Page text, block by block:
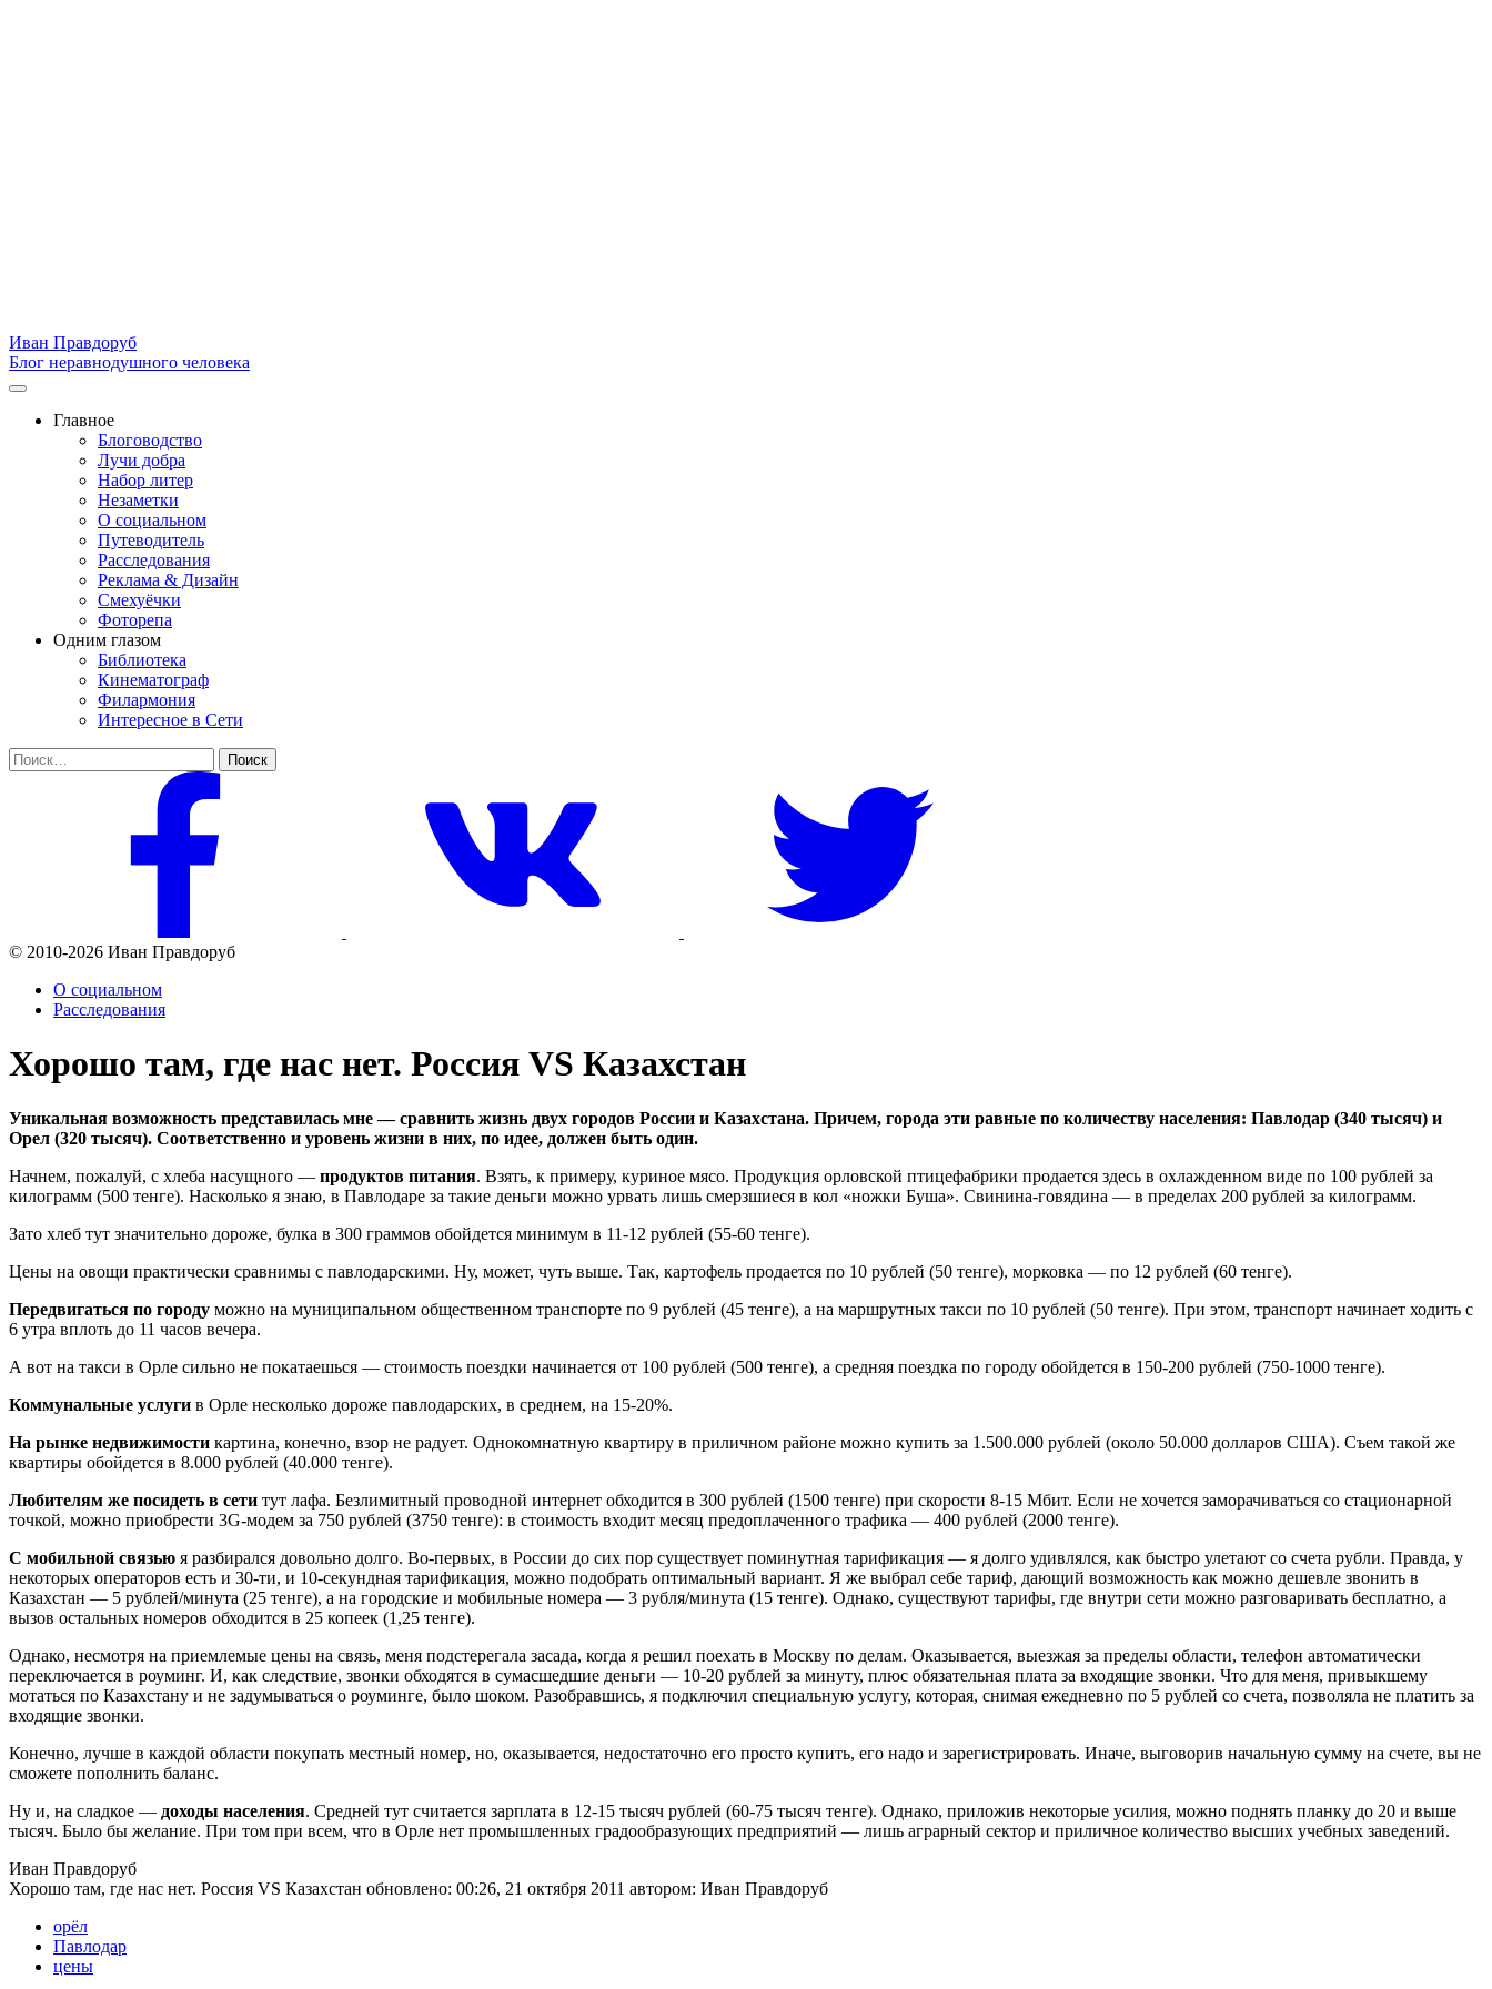
Иван Правдоруб
Блог неравнодушного человека
Главное
Блоговодство
Лучи добра
Набор литер
Незаметки
О социальном
Путеводитель
Расследования
Реклама & Дизайн
Смехуёчки
Фоторепа
Одним глазом
Библиотека
Кинематограф
Филармония
Интересное в Сети
Найти:
© 2010-2026 Иван Правдоруб
О социальном
Расследования
Хорошо там, где нас нет. Россия VS Казахстан
Уникальная возможность представилась мне — сравнить жизнь двух городов России и Казахстана. Причем, города эти равные по количеству населения: Павлодар (340 тысяч) и
Орел (320 тысяч). Соответственно и уровень жизни в них, по идее, должен быть один.
Начнем, пожалуй, с хлеба насущного — продуктов питания. Взять, к примеру, куриное мясо. Продукция орловской птицефабрики продается здесь в охлажденном виде по 100 рублей за
килограмм (500 тенге). Насколько я знаю, в Павлодаре за такие деньги можно урвать лишь смерзшиеся в кол «ножки Буша». Свинина-говядина — в пределах 200 рублей за килограмм.
Зато хлеб тут значительно дороже, булка в 300 граммов обойдется минимум в 11-12 рублей (55-60 тенге).
Цены на овощи практически сравнимы с павлодарскими. Ну, может, чуть выше. Так, картофель продается по 10 рублей (50 тенге), морковка — по 12 рублей (60 тенге).
Передвигаться по городу можно на муниципальном общественном транспорте по 9 рублей (45 тенге), а на маршрутных такси по 10 рублей (50 тенге). При этом, транспорт начинает ходить с
6 утра вплоть до 11 часов вечера.
А вот на такси в Орле сильно не покатаешься — стоимость поездки начинается от 100 рублей (500 тенге), а средняя поездка по городу обойдется в 150-200 рублей (750-1000 тенге).
Коммунальные услуги в Орле несколько дороже павлодарских, в среднем, на 15-20%.
На рынке недвижимости картина, конечно, взор не радует. Однокомнатную квартиру в приличном районе можно купить за 1.500.000 рублей (около 50.000 долларов США). Съем такой же
квартиры обойдется в 8.000 рублей (40.000 тенге).
Любителям же посидеть в сети тут лафа. Безлимитный проводной интернет обходится в 300 рублей (1500 тенге) при скорости 8-15 Мбит. Если не хочется заморачиваться со стационарной
точкой, можно приобрести 3G-модем за 750 рублей (3750 тенге): в стоимость входит месяц предоплаченного трафика — 400 рублей (2000 тенге).
С мобильной связью я разбирался довольно долго. Во-первых, в России до сих пор существует поминутная тарификация — я долго удивлялся, как быстро улетают со счета рубли. Правда, у
некоторых операторов есть и 30-ти, и 10-секундная тарификация, можно подобрать оптимальный вариант. Я же выбрал себе тариф, дающий возможность как можно дешевле звонить в
Казахстан — 5 рублей/минута (25 тенге), а на городские и мобильные номера — 3 рубля/минута (15 тенге). Однако, существуют тарифы, где внутри сети можно разговаривать бесплатно, а
вызов остальных номеров обходится в 25 копеек (1,25 тенге).
Однако, несмотря на приемлемые цены на связь, меня подстерегала засада, когда я решил поехать в Москву по делам. Оказывается, выезжая за пределы области, телефон автоматически
переключается в роуминг. И, как следствие, звонки обходятся в сумасшедшие деньги — 10-20 рублей за минуту, плюс обязательная плата за входящие звонки. Что для меня, привыкшему
мотаться по Казахстану и не задумываться о роуминге, было шоком. Разобравшись, я подключил специальную услугу, которая, снимая ежедневно по 5 рублей со счета, позволяла не платить за
входящие звонки.
Конечно, лучше в каждой области покупать местный номер, но, оказывается, недостаточно его просто купить, его надо и зарегистрировать. Иначе, выговорив начальную сумму на счете, вы не
сможете пополнить баланс.
Ну и, на сладкое — доходы населения. Средней тут считается зарплата в 12-15 тысяч рублей (60-75 тысяч тенге). Однако, приложив некоторые усилия, можно поднять планку до 20 и выше
тысяч. Было бы желание. При том при всем, что в Орле нет промышленных градообразующих предприятий — лишь аграрный сектор и приличное количество высших учебных заведений.
Иван Правдоруб
Хорошо там, где нас нет. Россия VS Казахстан обновлено: 00:26, 21 октября 2011 автором: Иван Правдоруб
орёл
Павлодар
цены